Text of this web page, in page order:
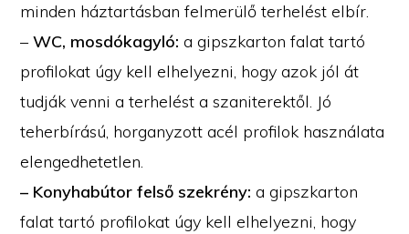
minden háztartásban felmerülő terhelést elbír.
–WC, mosdókagyló: a gipszkarton falat tartó
profilokat úgy kell elhelyezni, hogy azok jól át
tudják venni a terhelést a szaniterektől. Jó
teherbírású, horganyzott acél profilok használata
elengedhetetlen.
– Konyhabútor felső szekrény: a gipszkarton
falat tartó profilokat úgy kell elhelyezni, hogy